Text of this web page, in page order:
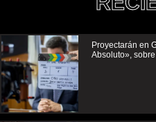
Proyectarán en
Absoluto»,